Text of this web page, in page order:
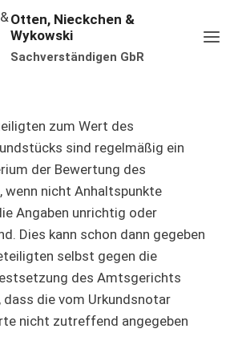
Otten, Nieckchen &
Wykowski
Sachverständigen GbR
zum Wert des
sind regelmäßig ein
der Bewertung des
nicht Anhaltspunkte
Angaben unrichtig oder
Dies kann schon dann gegeben
selbst gegen die
des Amtsgerichts
dass die vom Urkundsnotar
nicht zutreffend angegeben